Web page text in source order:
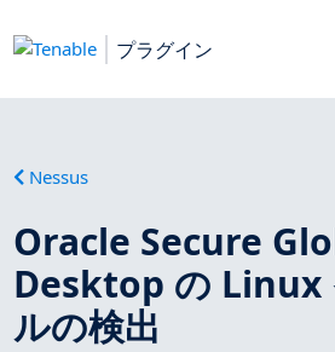
プラグイン
Nessus
Oracle Secure
Desktop の Linux
ルの検出